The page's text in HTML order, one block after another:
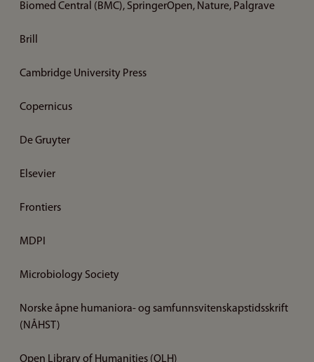
Biomed Central (BMC), SpringerOpen, Nature, Palgrave
Brill
Cambridge University Press
Copernicus
De Gruyter
Elsevier
Frontiers
MDPI
Microbiology Society
Norske åpne humaniora- og samfunnsvitenskapstidsskrift
(NÅHST)
Open Library of Humanities (OLH)